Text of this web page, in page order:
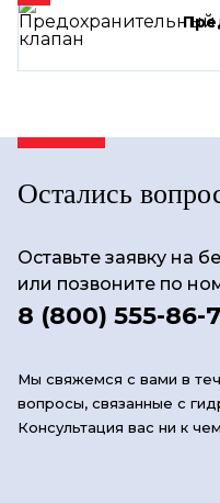
Остались
Оставьте заявку на
или позвоните по
8 (800) 555-86-
Мы свяжемся с вами в
вопросы, связанные с
Консультация вас ни к